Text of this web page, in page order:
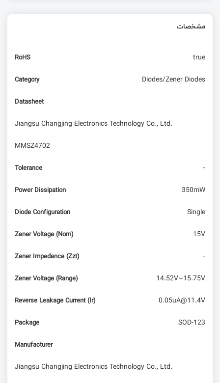
مشخصات
RoHS true
Category Diodes/Zener Diodes
Datasheet
Jiangsu Changjing Electronics Technology Co., Ltd.
MMSZ4702
Tolerance -
Power Dissipation 350mW
Diode Configuration Single
Zener Voltage (Nom) 15V
Zener Impedance (Zzt) -
Zener Voltage (Range) 14.52V~15.75V
Reverse Leakage Current (Ir) 0.05uA@11.4V
Package SOD-123
Manufacturer
Jiangsu Changjing Electronics Technology Co., Ltd.